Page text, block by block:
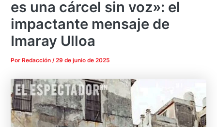
es una cárcel sin voz»: el
impactante mensaje de
Imaray Ulloa
Por Redacción/29 de junio de 2025